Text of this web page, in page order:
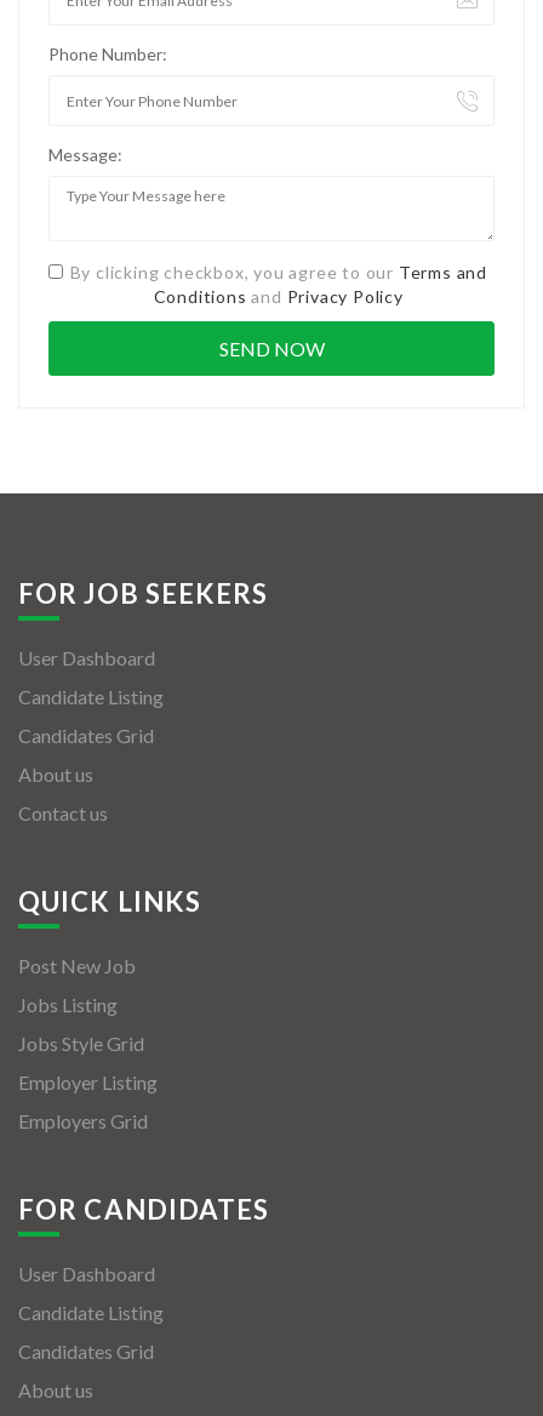
Phone Number:
Message:
By clicking checkbox, you agree to our Terms and
Conditions and Privacy Policy
FOR JOB SEEKERS
User Dashboard
Candidate Listing
Candidates Grid
About us
Contact us
QUICK LINKS
Post New Job
Jobs Listing
Jobs Style Grid
Employer Listing
Employers Grid
FOR CANDIDATES
User Dashboard
Candidate Listing
Candidates Grid
About us